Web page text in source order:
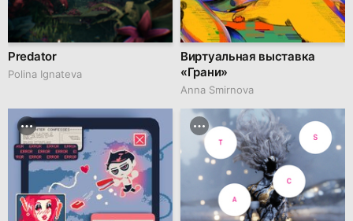
Predator
Polina Ignateva
Виртуальная выставка
«Грани»
Anna Smirnova